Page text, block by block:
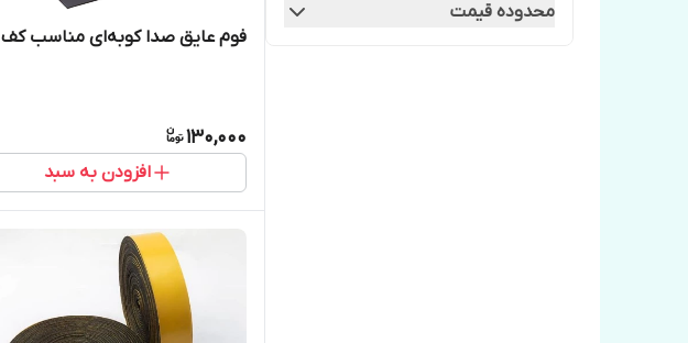
محدوده قیمت
فوم عایق‌ صدا کوبه‌ای مناسب کف
130,000
افزودن به سبد